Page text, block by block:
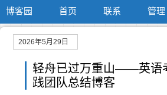
博客园 首页 联系 管理
2026年5月29日
轻舟已过万重山——英语
践团队总结博客